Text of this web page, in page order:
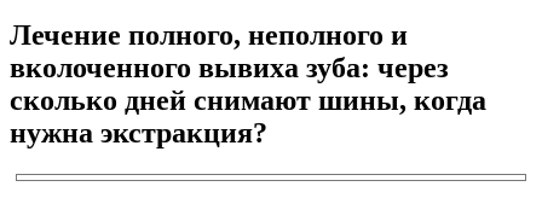
Лечение полного, неполного и
вколоченного вывиха зуба: через
сколько дней снимают шины, когда
нужна экстракция?